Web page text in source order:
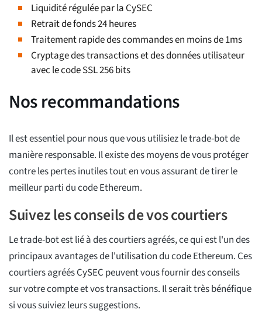
Liquidité régulée par la CySEC
Retrait de fonds 24 heures
Traitement rapide des commandes en moins de 1ms
Cryptage des transactions et des données utilisateur
avec le code SSL 256 bits
Nos recommandations
Il est essentiel pour nous que vous utilisiez le trade-bot de
manière responsable. Il existe des moyens de vous protéger
contre les pertes inutiles tout en vous assurant de tirer le
meilleur parti du code Ethereum.
Suivez les conseils de vos courtiers
Le trade-bot est lié à des courtiers agréés, ce qui est l'un des
principaux avantages de l'utilisation du code Ethereum. Ces
courtiers agréés CySEC peuvent vous fournir des conseils
sur votre compte et vos transactions. Il serait très bénéfique
si vous suiviez leurs suggestions.